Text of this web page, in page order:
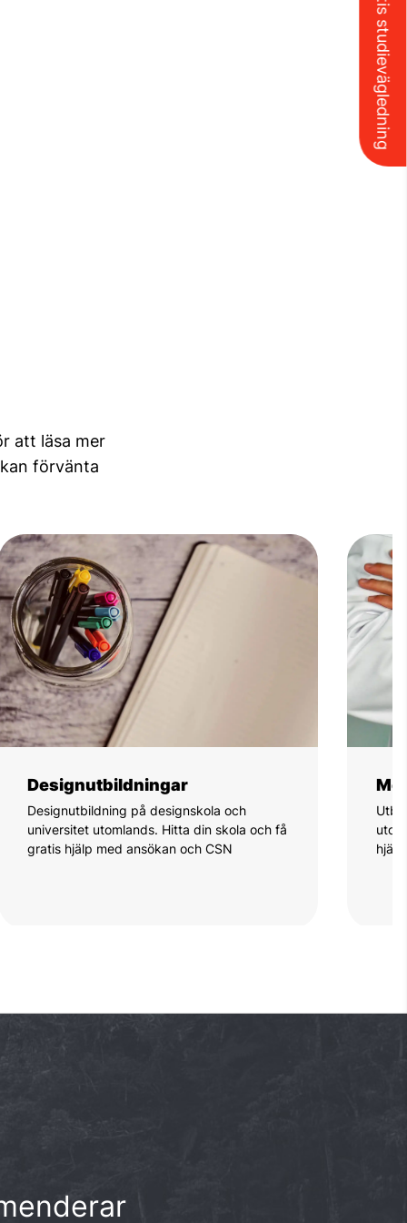
att läsa mer
förvänta
Designutbildningar
Designutbildning på designskola och
universitet utomlands. Hitta din skola och få
gratis hjälp med ansökan och CSN